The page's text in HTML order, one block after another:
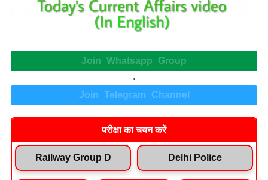
Join Whatsapp Group
.
Join Telegram Channel
परीक्षा का चयन करें
Railway Group D Delhi Police